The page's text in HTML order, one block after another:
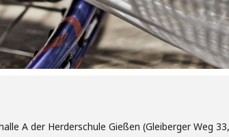
A der Herderschule Gießen (Gleiberger Weg